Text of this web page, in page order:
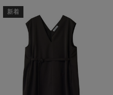
ーチ
ニック,膝丈ワンピース
全てのカラー
全てのパターン
新着